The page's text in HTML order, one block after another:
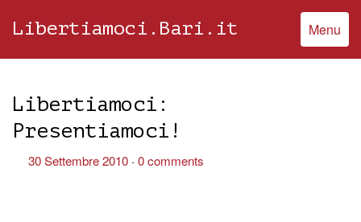
Libertiamoci.Bari.it Menu
Libertiamoci:
Presentiamoci!
30 Settembre 2010 0 comments